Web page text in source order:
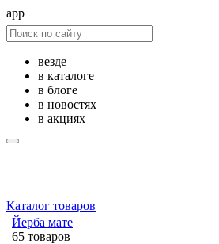
app
везде
в каталоге
в блоге
в новостях
в акциях
Каталог товаров
Йерба мате
65 товаров